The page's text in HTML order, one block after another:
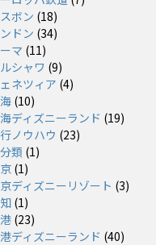
ボン (18)
ドン (34)
マ (11)
シャワ (9)
ネツィア (4)
(10)
ディズニーランド (19)
ノウハウ (23)
類 (1)
(1)
ディズニーリゾート (3)
(1)
(23)
ディズニーランド (40)